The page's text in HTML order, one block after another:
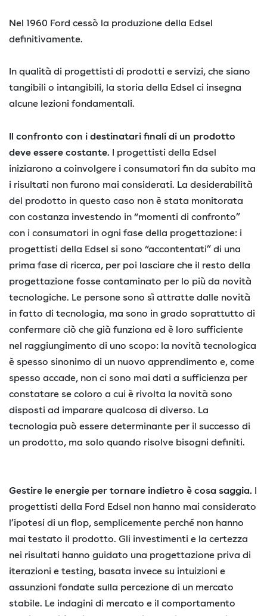
Nel 1960 Ford cessò la produzione della Edsel
definitivamente.
In qualità di progettisti di prodotti e servizi, che siano
tangibili o intangibili, la storia della Edsel ci insegna
alcune lezioni fondamentali.
Il confronto con i destinatari finali di un prodotto
deve essere costante. I progettisti della Edsel
iniziarono a coinvolgere i consumatori fin da subito ma
i risultati non furono mai considerati. La desiderabilità
del prodotto in questo caso non è stata monitorata
con costanza investendo in “momenti di confronto”
con i consumatori in ogni fase della progettazione: i
progettisti della Edsel si sono “accontentati” di una
prima fase di ricerca, per poi lasciare che il resto della
progettazione fosse contaminato per lo più da novità
tecnologiche. Le persone sono sì attratte dalle novità
in fatto di tecnologia, ma sono in grado soprattutto di
confermare ciò che già funziona ed è loro sufficiente
nel raggiungimento di uno scopo: la novità tecnologica
è spesso sinonimo di un nuovo apprendimento e, come
spesso accade, non ci sono mai dati a sufficienza per
constatare se coloro a cui è rivolta la novità sono
disposti ad imparare qualcosa di diverso. La
tecnologia può essere determinante per il successo di
un prodotto, ma solo quando risolve bisogni definiti.
Gestire le energie per tornare indietro è cosa saggia. I
progettisti della Ford Edsel non hanno mai considerato
l’ipotesi di un flop, semplicemente perché non hanno
mai testato il prodotto. Gli investimenti e la certezza
nei risultati hanno guidato una progettazione priva di
iterazioni e testing, basata invece su intuizioni e
assunzioni fondate sulla percezione di un mercato
stabile. Le indagini di mercato e il comportamento